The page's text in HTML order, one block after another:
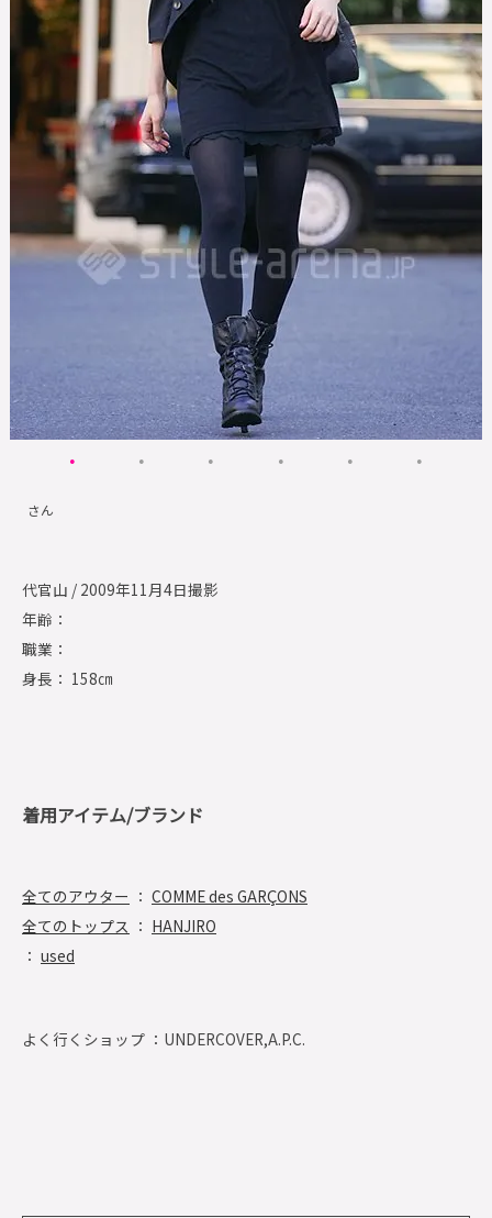
さん
代官山 / 2009年11月4日撮影
年齢：
職業：
身長： 158㎝
着用アイテム/ブランド
全てのアウター ： COMME des GARÇONS
全てのトップス ： HANJIRO
： used
よく行くショップ ： UNDERCOVER,A.P.C.